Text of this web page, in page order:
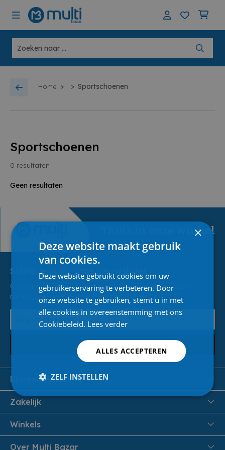
Home > > Sportschoenen
Sportschoenen
0 resultaten
Geen resultaten
Thuis in onze winkel
Schrijf je in op onze nieuwsbrief
Ontvang tal van tips en promoties. We sturen onze
nieuwsbrief een aantal keer per maand uit.
Klantenservice
FAQ
Veiligheid en Privacy
Zakelijk
Samenwoonactie
B2B
Winkels
Pittem
Over Multi Bazar
×
Deze website maakt gebruik
van cookies.
Deze website gebruikt cookies om uw
gebruikerservaring te verbeteren. Door
onze website te gebruiken, stemt u in met
alle cookies in overeenstemming met ons
Cookiebeleid. Lees verder
ALLES ACCEPTEREN
ZELF INSTELLEN